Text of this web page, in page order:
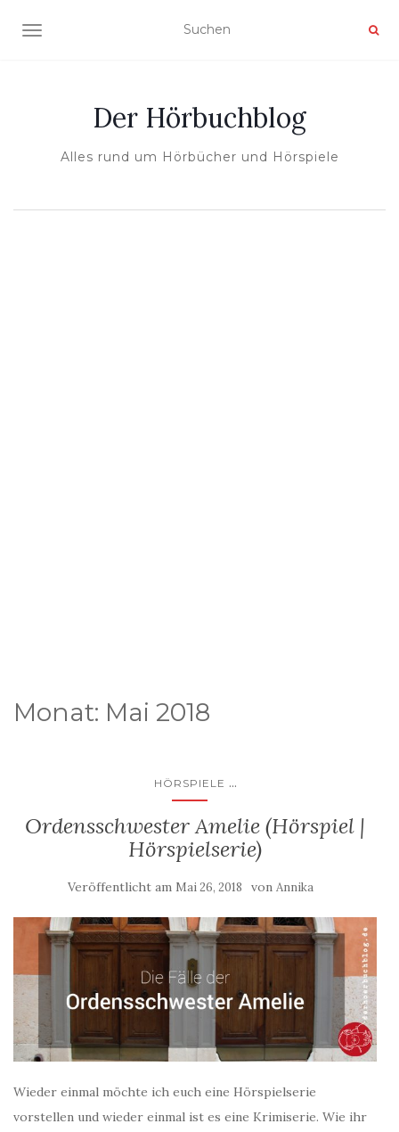
NAVIGATION UMSCHALTEN
Der Hörbuchblog
Alles rund um Hörbücher und Hörspiele
Monat: Mai 2018
HÖRSPIELE ...
Ordensschwester Amelie (Hörspiel |
Hörspielserie)
Veröffentlicht am Mai 26, 2018 von Annika
Wieder einmal möchte ich euch eine Hörspielserie
vorstellen und wieder einmal ist es eine Krimiserie. Wie ihr